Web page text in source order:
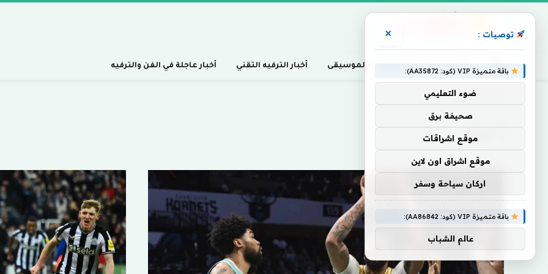
أخبار السينما، التلفزيون، والموسيقى أخبار الترفيه التقني أخبار عاجلة في الفن والترفيه
تريبل
تريبل
توصيات : ×
باقة متميزة VIP (كود: AA35872):
ضوء التعليمي
صحيفة برق
موقع اشراقات
موقع اشراق اون لاين
اركان سياحة وسفر
باقة متميزة VIP (كود: AA86842):
عالم الشباب